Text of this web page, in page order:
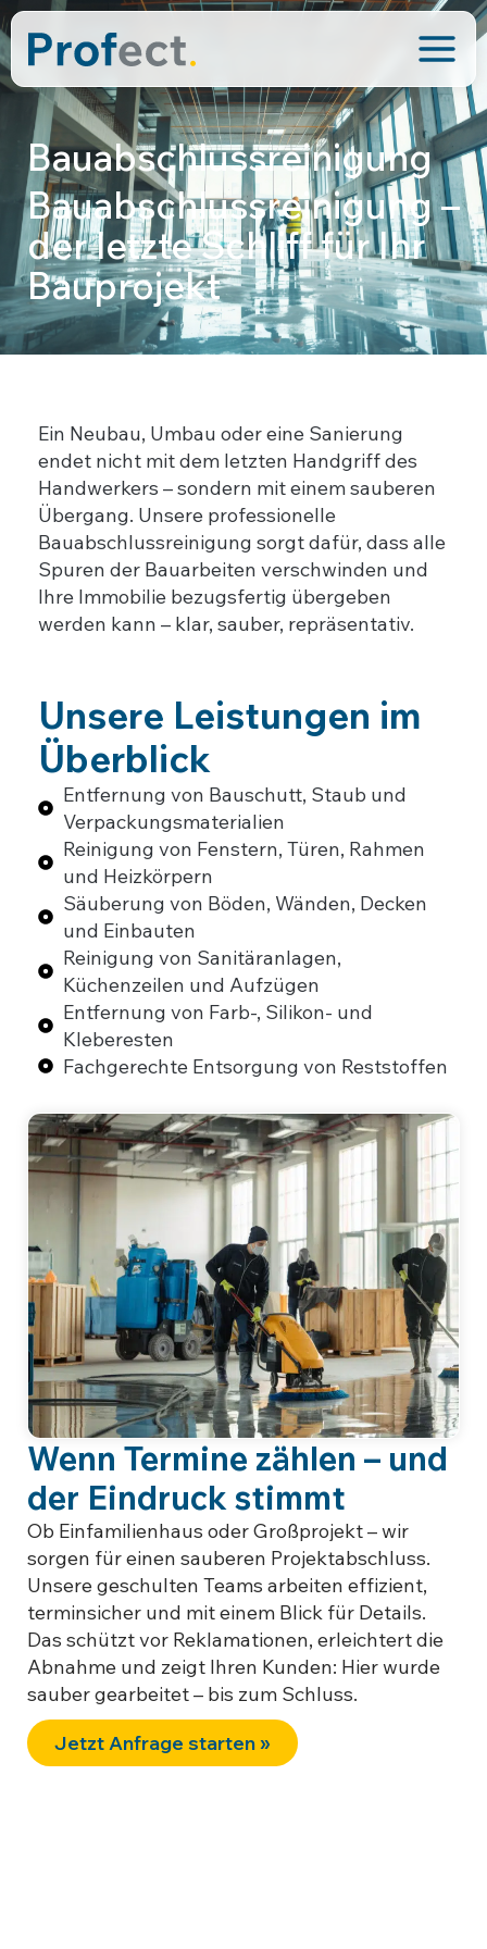
springen
Zum
Inhalt
springen
Main
Bauabschlussreinigung
Bauabschlussreinigung –
der letzte Schliff für Ihr
Bauprojekt
Ein Neubau, Umbau oder eine Sanierung
endet nicht mit dem letzten Handgriff des
Handwerkers – sondern mit einem sauberen
Übergang. Unsere professionelle
Bauabschlussreinigung sorgt dafür, dass alle
Spuren der Bauarbeiten verschwinden und
Ihre Immobilie bezugsfertig übergeben
werden kann – klar, sauber, repräsentativ.
Unsere Leistungen im
Überblick
Entfernung von Bauschutt, Staub und
Verpackungsmaterialien
Reinigung von Fenstern, Türen, Rahmen
und Heizkörpern
Säuberung von Böden, Wänden, Decken
und Einbauten
Reinigung von Sanitäranlagen,
Küchenzeilen und Aufzügen
Entfernung von Farb-, Silikon- und
Kleberesten
Fachgerechte Entsorgung von Reststoffen
Wenn Termine zählen – und
der Eindruck stimmt
Ob Einfamilienhaus oder Großprojekt – wir
sorgen für einen sauberen Projektabschluss.
Unsere geschulten Teams arbeiten effizient,
terminsicher und mit einem Blick für Details.
Das schützt vor Reklamationen, erleichtert die
Abnahme und zeigt Ihren Kunden: Hier wurde
sauber gearbeitet – bis zum Schluss.
Jetzt Anfrage starten »